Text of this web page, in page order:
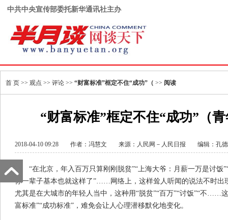
中共中央宣传部委托新华通讯社主办
首 页 >> 观点 >> 评论 >> “财富标准”框定不住“成功”（ >> 阅读
“财富标准”框定不住“成功”（
2018-04-10 09:28 作者：冯慧文 来源： 人民网－人民日报 编辑：孔
“在北京，年入百万只算刚刚脱贫”“上海大爷：月薪一万是讨饭
你一辈子基本也就这样了”……网络上，这样耸人听闻的说法不时出
尤其是在大城市的年轻人当中，这种用“脱贫”“百万”“讨饭”“不……
富标准”“成功标准”，难免会让人心理潜移默化地变化。